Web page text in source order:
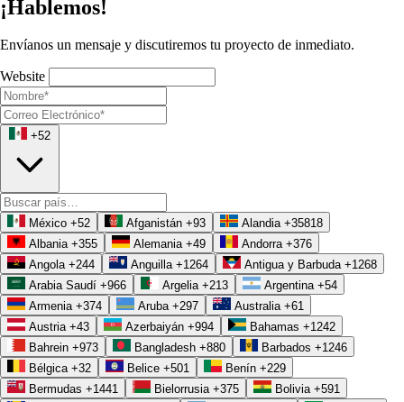
¡Hablemos!
Envíanos un mensaje y discutiremos tu proyecto de inmediato.
Website
+52
México +52 Afganistán +93 Alandia +35818
Albania +355 Alemania +49 Andorra +376
Angola +244 Anguilla +1264 Antigua y Barbuda +1268
Arabia Saudí +966 Argelia +213 Argentina +54
Armenia +374 Aruba +297 Australia +61
Austria +43 Azerbaiyán +994 Bahamas +1242
Bahrein +973 Bangladesh +880 Barbados +1246
Bélgica +32 Belice +501 Benín +229
Bermudas +1441 Bielorrusia +375 Bolivia +591